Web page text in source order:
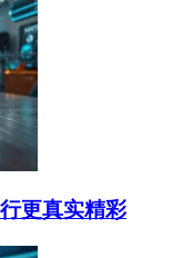
更真实精彩